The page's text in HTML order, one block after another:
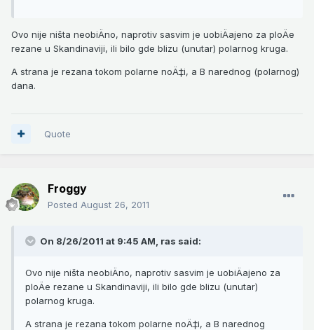
Ovo nije ništa neobiÄno, naprotiv sasvim je uobiÄajeno za ploÄe
rezane u Skandinaviji, ili bilo gde blizu (unutar) polarnog kruga.
A strana je rezana tokom polarne noÄ‡i, a B narednog (polarnog)
dana.
Quote
Froggy
Posted August 26, 2011
On 8/26/2011 at 9:45 AM, ras said:
Ovo nije ništa neobiÄno, naprotiv sasvim je uobiÄajeno za
ploÄe rezane u Skandinaviji, ili bilo gde blizu (unutar)
polarnog kruga.
A strana je rezana tokom polarne noÄ‡i, a B narednog